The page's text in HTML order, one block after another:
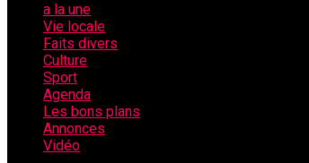
a la une
Vie locale
Faits divers
Culture
Sport
Agenda
Les bons plans
Annonces
Vidéo